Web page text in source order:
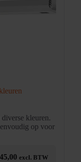
kleuren.
op voor
45,00 excl. BTW